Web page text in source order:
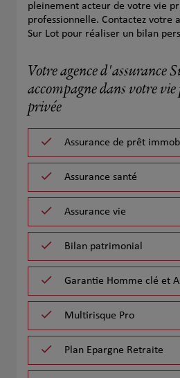
pleinement acteur de votre vie
professionnelle. Contactez votre
Sur Lot pour réaliser un bilan
Votre agence d'assurance
accompagne dans votre vie
privée
Assurance de prêt
Assurance santé
Assurance vie
Bilan patrimonial
Garantie Homme clé et
Multirisque Pro
Plan Epargne Retraite